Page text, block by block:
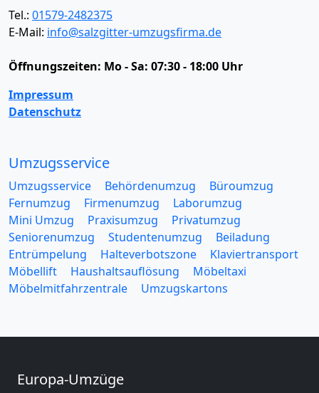
Tel.: 01579-2482375
E-Mail: info@salzgitter-umzugsfirma.de
Öffnungszeiten: Mo - Sa: 07:30 - 18:00 Uhr
Impressum
Datenschutz
Umzugsservice
Umzugsservice Behördenumzug
Büroumzug
Fernumzug
Firmenumzug
Laborumzug
Mini Umzug
Praxisumzug
Privatumzug
Seniorenumzug
Studentenumzug
Beiladung
Entrümpelung
Halteverbotszone
Klaviertransport
Möbellift
Haushaltsauflösung
Möbeltaxi
Möbelmitfahrzentrale
Umzugskartons
Europa-Umzüge